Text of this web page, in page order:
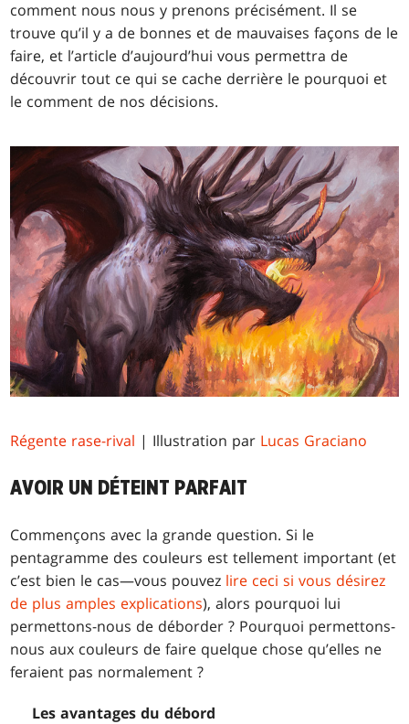
comment nous nous y prenons précisément. Il se
trouve qu’il y a de bonnes et de mauvaises façons de le
faire, et l’article d’aujourd’hui vous permettra de
découvrir tout ce qui se cache derrière le pourquoi et
le comment de nos décisions.
Régente rase-rival | Illustration par Lucas Graciano
AVOIR UN DÉTEINT PARFAIT
Commençons avec la grande question. Si le
pentagramme des couleurs est tellement important (et
c’est bien le cas—vous pouvez lire ceci si vous désirez
de plus amples explications), alors pourquoi lui
permettons-nous de déborder ? Pourquoi permettons-
nous aux couleurs de faire quelque chose qu’elles ne
feraient pas normalement ?
Les avantages du débord